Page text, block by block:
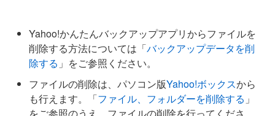
Yahoo!かんたんバックアップアプリからファイルを
削除する方法については「バックアップデータを削
除する 」をご参照ください。
ファイルの削除は、パソコン版Yahoo!ボックスから
も行えます。「ファイル、フォルダーを削除する 」